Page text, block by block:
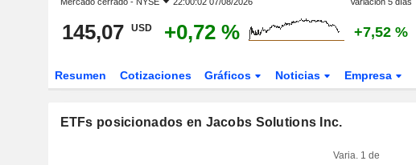
145,07 USD +0,72 % +7,52 %
Resumen Cotizaciones Gráficos Noticias Empresa
ETFs posicionados en Jacobs Solutions Inc.
Varia. 1 de